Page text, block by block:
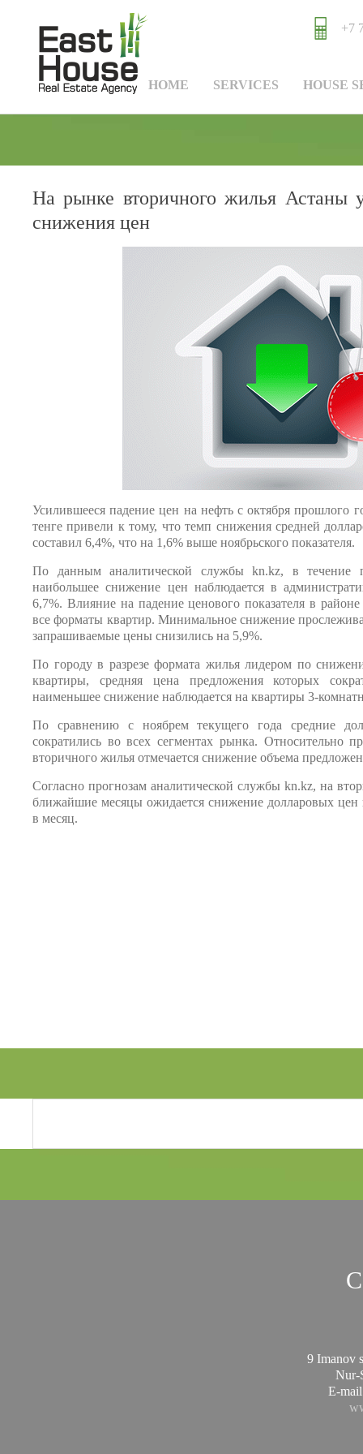
+7
HOME SERVICES HOUSE
На рынке вторичного жилья Астаны
снижения цен
Усилившееся падение цен на нефть с октября прошлого
тенге привели к тому, что темп снижения средней
составил 6,4%, что на 1,6% выше ноябрьского показателя.
По данным аналитической службы kn.kz, в течение
наибольшее снижение цен наблюдается в
6,7%. Влияние на падение ценового показателя в
все форматы квартир. Минимальное снижение
запрашиваемые цены снизились на 5,9%.
По городу в разрезе формата жилья лидером по
квартиры, средняя цена предложения которых
наименьшее снижение наблюдается на квартиры 3-
По сравнению с ноябрем текущего года средние
сократились во всех сегментах рынка. Относительно
вторичного жилья отмечается снижение объема
Согласно прогнозам аналитической службы kn.kz, на
ближайшие месяцы ожидается снижение долларовых цен
в месяц.
9 Imanov
Nur-
E-